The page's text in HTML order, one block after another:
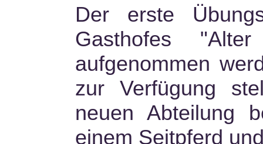
Der erste
Gasthofes
aufgenommen
zur Verfügung
neuen Abteilung
einem Seitpferd